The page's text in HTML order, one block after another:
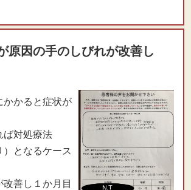
原因の手のしびれが改善し
かかると症状が
ば対処療法
）となるケース
善し１か月目